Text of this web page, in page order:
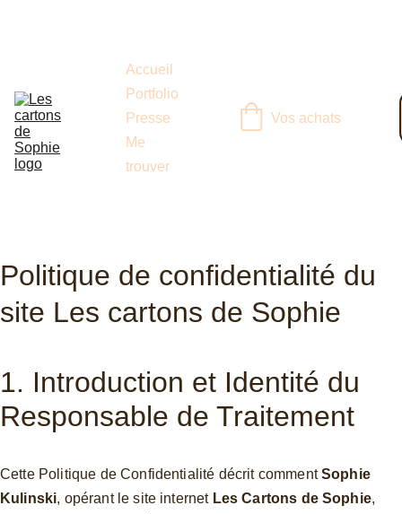
Accueil
Portfolio
Presse
Me
trouver
Vos achats
Politique de confidentialité du
site Les cartons de Sophie
1. Introduction et Identité du
Responsable de Traitement
Cette Politique de Confidentialité décrit comment Sophie
Kulinski, opérant le site internet Les Cartons de Sophie,